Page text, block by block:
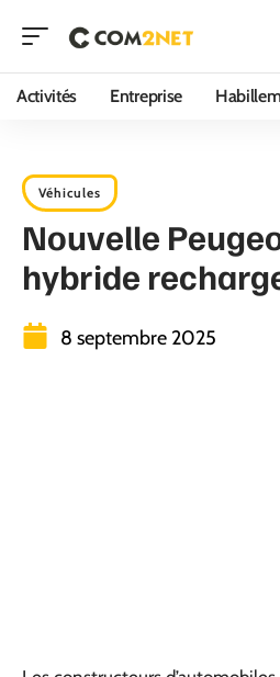
Activités Entreprise
Véhicules
Nouvelle
hybride
8 septembre 2025